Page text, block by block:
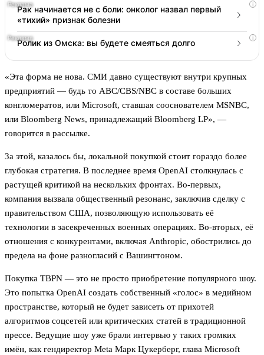
i
Рак начинается не с боли: онколог назвал первый
«тихий» признак болезни
i
Ролик из Омска: вы будете смеяться долго
«Эта форма не нова. СМИ давно существуют внутри крупных
предприятий — будь то ABC/CBS/NBC в составе больших
конгломератов, или Microsoft, ставшая сооснователем MSNBC,
или Bloomberg News, принадлежащий Bloomberg LP», —
говорится в рассылке.
За этой, казалось бы, локальной покупкой стоит гораздо более
глубокая стратегия. В последнее время OpenAI столкнулась с
растущей критикой на нескольких фронтах. Во-первых,
компания вызвала общественный резонанс, заключив сделку с
правительством США, позволяющую использовать её
технологии в засекреченных военных операциях. Во-вторых, её
отношения с конкурентами, включая Anthropic, обострились до
предела на фоне разногласий с Вашингтоном.
Покупка TBPN — это не просто приобретение популярного шоу.
Это попытка OpenAI создать собственный «голос» в медийном
пространстве, который не будет зависеть от прихотей
алгоритмов соцсетей или критических статей в традиционной
прессе. Ведущие шоу уже брали интервью у таких громких
имён, как гендиректор Meta Марк Цукерберг, глава Microsoft